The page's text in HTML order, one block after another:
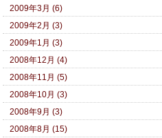
2009年3月 (6)
2009年2月 (3)
2009年1月 (3)
2008年12月 (4)
2008年11月 (5)
2008年10月 (3)
2008年9月 (3)
2008年8月 (15)